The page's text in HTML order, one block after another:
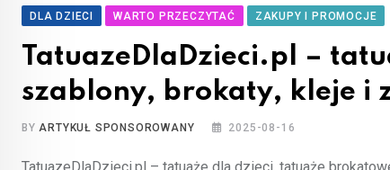
DLA DZIECI WARTO PRZECZYTAĆ ZAKUPY I PROMOCJE
TatuazeDlaDzieci.pl –
szablony, brokaty, kleje i
BY ARTYKUŁ SPONSOROWANY 2025-08-16
TatuazeDlaDzieci.pl – tatuaże dla dzieci, tatuaże